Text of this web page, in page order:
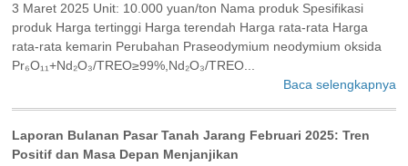
3 Maret 2025 Unit: 10.000 yuan/ton Nama produk Spesifikasi
produk Harga tertinggi Harga terendah Harga rata-rata Harga
rata-rata kemarin Perubahan Praseodymium neodymium oksida
Pr₆O₁₁+Nd₂O₃/TREO≥99%,Nd₂O₃/TREO...
Baca selengkapnya
Laporan Bulanan Pasar Tanah Jarang Februari 2025: Tren
Positif dan Masa Depan Menjanjikan